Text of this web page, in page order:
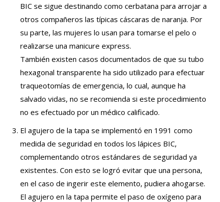
BIC se sigue destinando como cerbatana para arrojar a
otros compañeros las típicas cáscaras de naranja. Por
su parte, las mujeres lo usan para tomarse el pelo o
realizarse una manicure express.
También existen casos documentados de que su tubo
hexagonal transparente ha sido utilizado para efectuar
traqueotomías de emergencia, lo cual, aunque ha
salvado vidas, no se recomienda si este procedimiento
no es efectuado por un médico calificado.
El agujero de la tapa se implementó en 1991 como
medida de seguridad en todos los lápices BIC,
complementando otros estándares de seguridad ya
existentes. Con esto se logró evitar que una persona,
en el caso de ingerir este elemento, pudiera ahogarse.
El agujero en la tapa permite el paso de oxígeno para